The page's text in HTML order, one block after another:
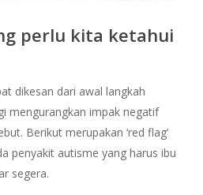
perlu kita ketahui
dikesan dari awal langkah
mengurangkan impak negatif
Berikut merupakan ‘red flag’
penyakit autisme yang harus ibu
segera.